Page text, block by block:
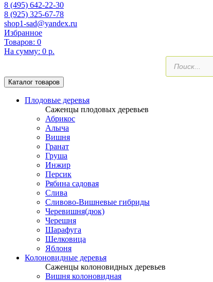
8 (495) 642-22-30
8 (925) 325-67-78
shop1-sad@yandex.ru
Избранное
Товаров: 0
На сумму: 0 р.
Поиск
товаров
Каталог товаров
Плодовые деревья
Саженцы плодовых деревьев
Абрикос
Алыча
Вишня
Гранат
Груша
Инжир
Персик
Рябина садовая
Слива
Сливово-Вишневые гибриды
Черевишня(дюк)
Черешня
Шарафуга
Шелковица
Яблоня
Колоновидные деревья
Саженцы колоновидных деревьев
Вишня колоновидная